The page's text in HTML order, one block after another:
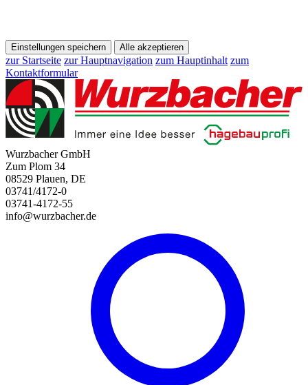
Einstellungen speichern Alle akzeptieren
zur Startseite zur Hauptnavigation zum Hauptinhalt zum
Kontaktformular
Wurzbacher GmbH
Zum Plom 34
08529 Plauen, DE
03741/4172-0
03741-4172-55
info@wurzbacher.de